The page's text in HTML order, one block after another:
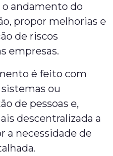
o andamento do
propor melhorias e
de riscos
empresas.
é feito com
ou
de pessoas e,
descentralizada a
a necessidade de